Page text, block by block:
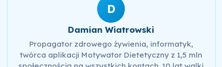
D
Damian Wiatrowski
Propagator zdrowego żywienia, informatyk,
twórca aplikacji Motywator Dietetyczny z 1,5 mln